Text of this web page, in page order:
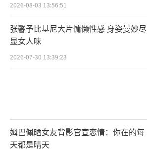
2026-08-03 13:56:51
张馨予比基尼大片慵懒性感 身姿曼妙尽
显女人味
2026-07-30 13:39:23
姆巴佩晒女友背影官宣恋情：你在的每
天都是晴天